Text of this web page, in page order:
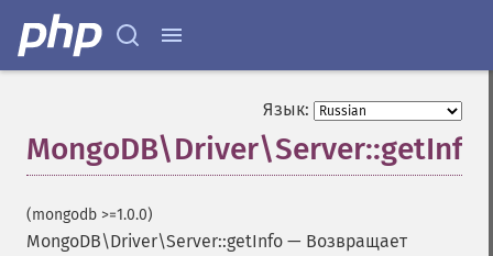
Язык:
MongoDB\Driver\Server::getInfo
(mongodb >=1.0.0)
MongoDB\Driver\Server::getInfo — Возвращает